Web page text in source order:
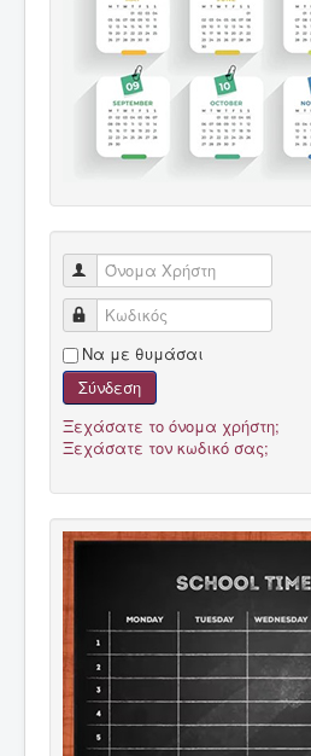
Όνομα Χρήστη
Κωδικός
Να με θυμάσαι
Σύνδεση
Ξεχάσατε το όνομα χρήστη;
Ξεχάσατε τον κωδικό σας;